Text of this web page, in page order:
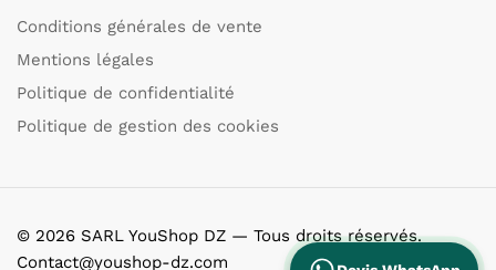
Conditions générales de vente
Mentions légales
Politique de confidentialité
Politique de gestion des cookies
© 2026 SARL YouShop DZ — Tous droits réservés.
Contact@youshop-dz.com